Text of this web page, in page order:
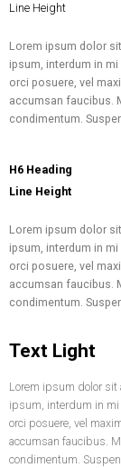
Line Height
Lorem ipsum dolor
ipsum, interdum in
orci posuere, vel
accumsan faucibus.
condimentum.
H6 Heading
Line Height
Lorem ipsum dolor
ipsum, interdum in
orci posuere, vel
accumsan faucibus.
condimentum.
Text Light
Lorem ipsum dolor
ipsum, interdum in
orci posuere, vel
accumsan faucibus.
condimentum.